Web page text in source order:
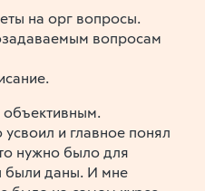
на орг вопросы.
вопросам
объективным.
и главное понял
нужно было для
были даны. И мне